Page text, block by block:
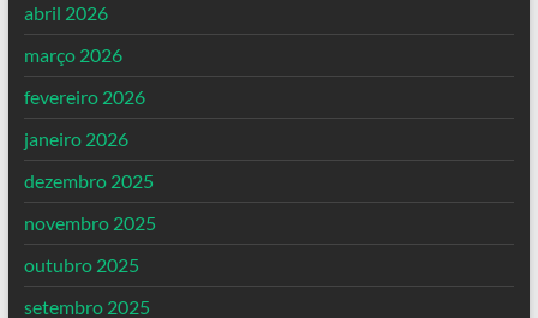
abril 2026
março 2026
fevereiro 2026
janeiro 2026
dezembro 2025
novembro 2025
outubro 2025
setembro 2025